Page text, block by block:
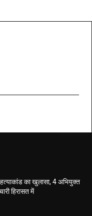
का खुलासा, 4 अभियुक्त
हिरासत में